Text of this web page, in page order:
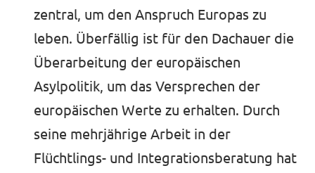
zentral, um den Anspruch Europas zu
leben. Überfällig ist für den Dachauer die
Überarbeitung der europäischen
Asylpolitik, um das Versprechen der
europäischen Werte zu erhalten. Durch
seine mehrjährige Arbeit in der
Flüchtlings- und Integrationsberatung hat